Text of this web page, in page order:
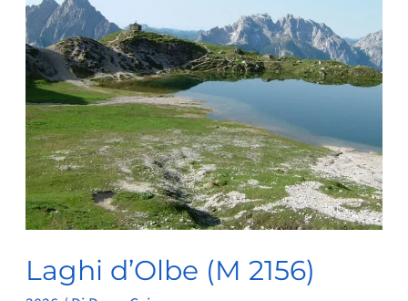
Laghi d’Olbe (M 2156)